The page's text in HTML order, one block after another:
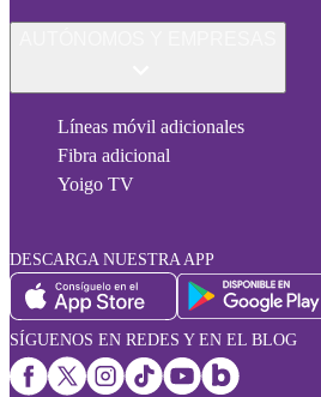
Líneas móvil adicionales
Fibra adicional
Yoigo TV
DESCARGA NUESTRA APP
SÍGUENOS EN REDES Y EN EL BLOG